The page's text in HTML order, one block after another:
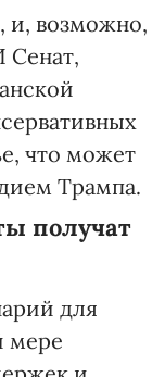
и, возможно,
Сенат,
что может
Трампа.
получат
для
мере